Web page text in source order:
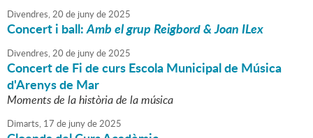
Divendres,20 de junyde2025
Concert i ball:Amb el grup Reigbord & Joan ILex
Divendres,20 de junyde2025
Concert de Fi de curs Escola Municipal de Música
d'Arenys de Mar
Moments de la història de la música
Dimarts, 17 de junyde2025